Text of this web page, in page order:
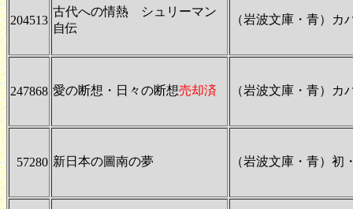
204513
古代への情熱 シュリーマン
自伝
（岩波文庫・青）カ
247868 愛の断想・日々の断想売却済 （岩波文庫・青）カ
57280 新日本の圖南の夢 （岩波文庫・青）初